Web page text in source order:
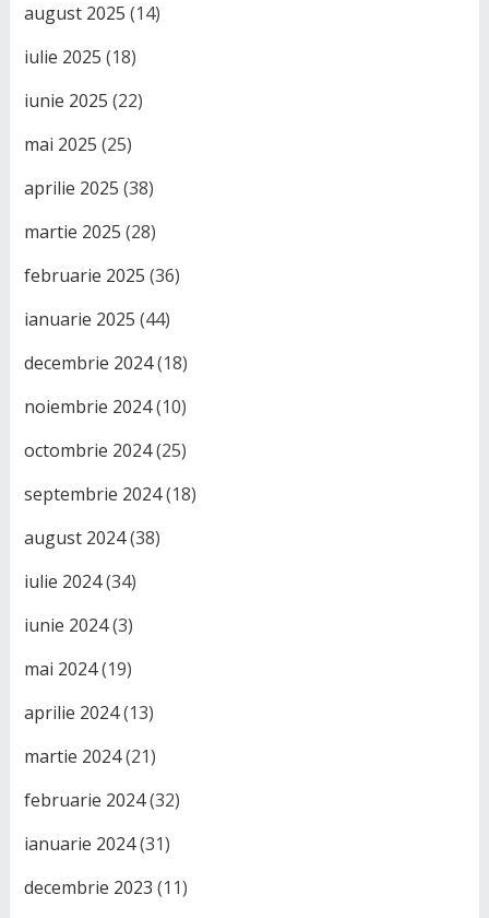
august 2025 (14)
iulie 2025 (18)
iunie 2025 (22)
mai 2025 (25)
aprilie 2025 (38)
martie 2025 (28)
februarie 2025 (36)
ianuarie 2025 (44)
decembrie 2024(18)
noiembrie 2024(10)
octombrie 2024(25)
septembrie 2024(18)
august 2024(38)
iulie 2024(34)
iunie 2024(3)
mai 2024(19)
aprilie 2024(13)
martie 2024(21)
februarie 2024(32)
ianuarie 2024(31)
decembrie 2023 (11)